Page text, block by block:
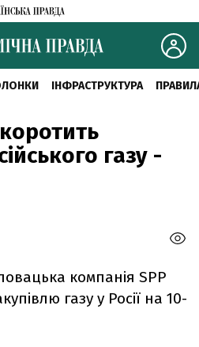
ІНФРАСТРУКТУРА
газу -
компанія SPP
газу у Росії на 10-